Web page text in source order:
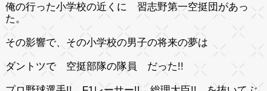
俺の行った小学校の近くに 習志野第一空挺団があっ
た。
その影響で、その小学校の男子の将来の夢は
ダントツで 空挺部隊の隊員 だった!!